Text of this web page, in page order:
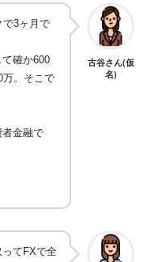
で3ヶ月で
確か600
万。そこで
金融で
古谷さん(仮
名)
てFXで全